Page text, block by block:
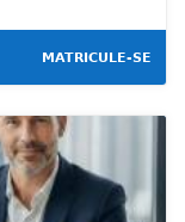
MATRICULE-SE